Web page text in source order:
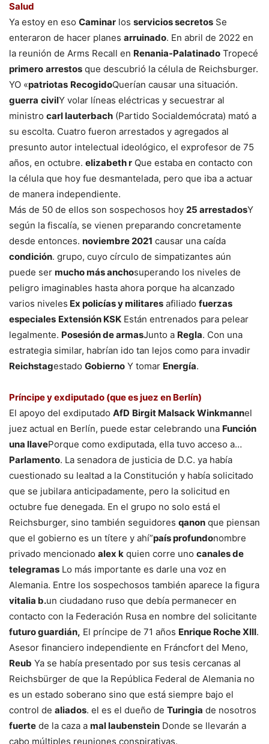
Salud
Ya estoy en eso Caminar los servicios secretos Se
enteraron de hacer planes arruinado. En abril de 2022 en
la reunión de Arms Recall en Renania-Palatinado Tropecé
primero arrestos que descubrió la célula de Reichsburger.
YO «patriotas RecogidoQuerían causar una situación.
guerra civilY volar líneas eléctricas y secuestrar al
ministro carl lauterbach (Partido Socialdemócrata) mató a
su escolta. Cuatro fueron arrestados y agregados al
presunto autor intelectual ideológico, el exprofesor de 75
años, en octubre. elizabeth r Que estaba en contacto con
la célula que hoy fue desmantelada, pero que iba a actuar
de manera independiente.
Más de 50 de ellos son sospechosos hoy 25 arrestadosY
según la fiscalía, se vienen preparando concretamente
desde entonces. noviembre 2021 causar una caída
condición. grupo, cuyo círculo de simpatizantes aún
puede ser mucho más anchosuperando los niveles de
peligro imaginables hasta ahora porque ha alcanzado
varios niveles Ex policías y militares afiliado fuerzas
especiales Extensión KSK Están entrenados para pelear
legalmente. Posesión de armasJunto a Regla. Con una
estrategia similar, habrían ido tan lejos como para invadir
Reichstagestado Gobierno Y tomar Energía.
Príncipe y exdiputado (que es juez en Berlín)
El apoyo del exdiputado AfD Birgit Malsack Winkmannel
juez actual en Berlín, puede estar celebrando una Función
una llavePorque como exdiputada, ella tuvo acceso a…
Parlamento. La senadora de justicia de D.C. ya había
cuestionado su lealtad a la Constitución y había solicitado
que se jubilara anticipadamente, pero la solicitud en
octubre fue denegada. En el grupo no solo está el
Reichsburger, sino también seguidores qanon que piensan
que el gobierno es un títere y ahí”país profundonombre
privado mencionado alex k quien corre uno canales de
telegramas Lo más importante es darle una voz en
Alemania. Entre los sospechosos también aparece la figura
vitalia b.un ciudadano ruso que debía permanecer en
contacto con la Federación Rusa en nombre del solicitante
futuro guardián, El príncipe de 71 años Enrique Roche XIII.
Asesor financiero independiente en Fráncfort del Meno,
Reub Ya se había presentado por sus tesis cercanas al
Reichsbürger de que la República Federal de Alemania no
es un estado soberano sino que está siempre bajo el
control de aliados. el es el dueño de Turingia de nosotros
fuerte de la caza a mal laubenstein Donde se llevarán a
cabo múltiples reuniones conspirativas.